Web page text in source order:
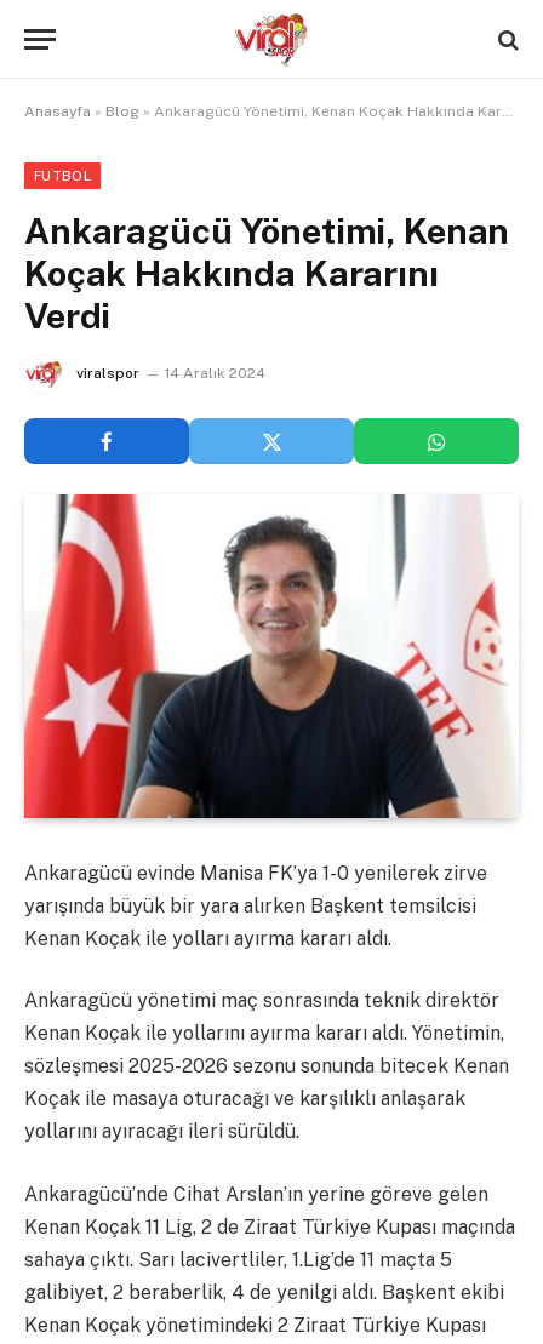
Anasayfa » Blog » Ankaragücü Yönetimi, Kenan Koçak Hakkında Kararını Verdi
FUTBOL
Ankaragücü Yönetimi, Kenan
Koçak Hakkında Kararını
Verdi
viralspor 14 Aralık 2024
Ankaragücü evinde Manisa FK’ya 1-0 yenilerek zirve
yarışında büyük bir yara alırken Başkent temsilcisi
Kenan Koçak ile yolları ayırma kararı aldı.
Ankaragücü yönetimi maç sonrasında teknik direktör
Kenan Koçak ile yollarını ayırma kararı aldı. Yönetimin,
sözleşmesi 2025-2026 sezonu sonunda bitecek Kenan
Koçak ile masaya oturacağı ve karşılıklı anlaşarak
yollarını ayıracağı ileri sürüldü.
Ankaragücü’nde Cihat Arslan’ın yerine göreve gelen
Kenan Koçak 11 Lig, 2 de Ziraat Türkiye Kupası maçında
sahaya çıktı. Sarı lacivertliler, 1.Lig’de 11 maçta 5
galibiyet, 2 beraberlik, 4 de yenilgi aldı. Başkent ekibi
Kenan Koçak yönetimindeki 2 Ziraat Türkiye Kupası